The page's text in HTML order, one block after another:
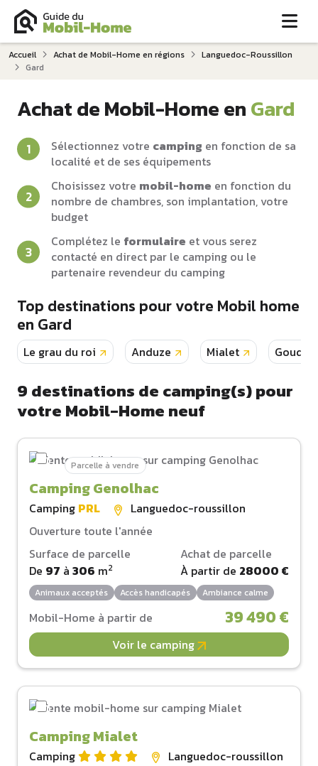
Accueil Achat de Mobil-Home en régions
Languedoc-Roussillon
Gard
Achat de Mobil-Home enGard
Sélectionnez votre camping en fonction de sa
localité et de ses équipements
Choisissez votre mobil-home en fonction du
nombre de chambres, son implantation, votre
budget
Complétez le formulaire et vous serez
contacté en direct par le camping ou le
partenaire revendeur du camping
Top destinations pour votre Mobil home
en Gard
Le grau du roi Anduze Mialet
9 destinations de camping(s) pour
votre Mobil-Home neuf
Parcelle à vendre
Camping Genolhac
Camping PRL
Languedoc-roussillon
Ouverture toute l'année
Surface de parcelle
De 97 à 306 m2
Achat de parcelle
À partir de 28000 €
Animaux acceptés Accès handicapés Ambiance calme
Mobil-Home à partir de 39 490 €
Voir le camping
Camping Mialet
Camping
Languedoc-roussillon